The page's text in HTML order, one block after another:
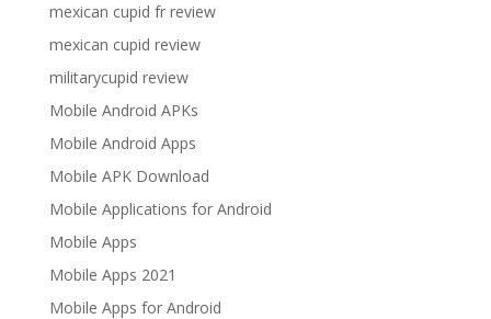
mexican cupid fr review
mexican cupid review
militarycupid review
Mobile Android APKs
Mobile Android Apps
Mobile APK Download
Mobile Applications for Android
Mobile Apps
Mobile Apps 2021
Mobile Apps for Android